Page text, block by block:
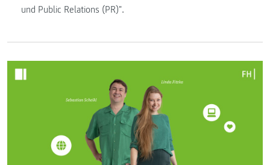
und Public Relations (PR)".